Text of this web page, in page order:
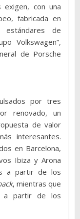
con una
fabricada en
de
Volkswagen”,
de Porsche
por tres
renovado, un
de valor
interesantes.
en Barcelona,
Ibiza y Arona
a partir de los
, mientras que
a partir de los